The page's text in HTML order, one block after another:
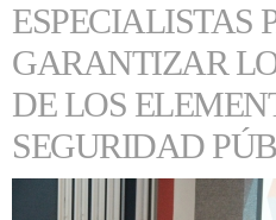
ESPECIALISTAS
GARANTIZAR
DE LOS
SEGURIDAD